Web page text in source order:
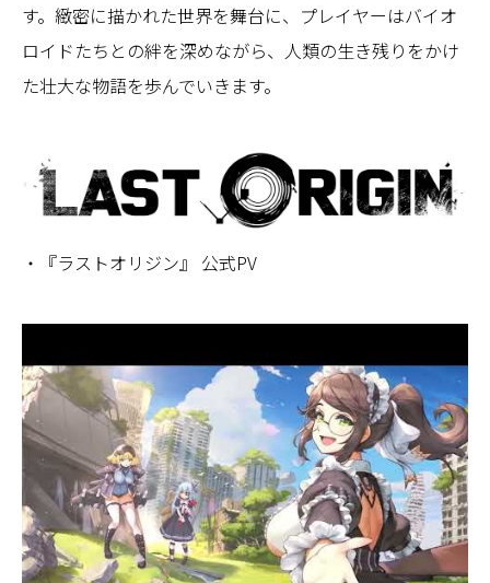
す。緻密に描かれた世界を舞台に、プレイヤーはバイオ
ロイドたちとの絆を深めながら、人類の生き残りをかけ
た壮大な物語を歩んでいきます。
・『ラストオリジン』 公式PV